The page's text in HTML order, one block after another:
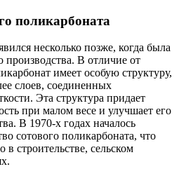
поликарбоната
несколько позже, когда была
производства. В отличие от
имеет особую структуру,
слоев, соединенных
Эта структура придает
при малом весе и улучшает его
В 1970-х годах началось
сотового поликарбоната, что
в строительстве, сельском